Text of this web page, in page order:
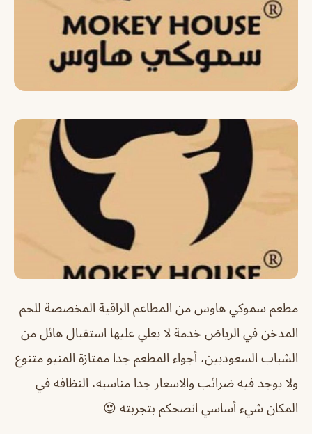
مطعم سموكي هاوس من المطاعم الراقية المخصصة للحم
المدخن في الرياض خدمة لا يعلي عليها استقبال هائل من
الشباب السعوديين، أجواء المطعم جدا ممتازة المنيو متنوع
ولا يوجد فيه ضرائب والاسعار جدا مناسبه، النظافه في
المكان شيء أساسي انصحكم بتجربته 😍